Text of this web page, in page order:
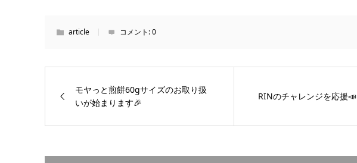
article コメント:0
モヤっと煎餅60gサイズのお取り扱
いが始まります🎉
RINのチャレンジを応援📣